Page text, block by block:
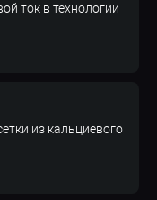
ток в технологии
из кальциевого